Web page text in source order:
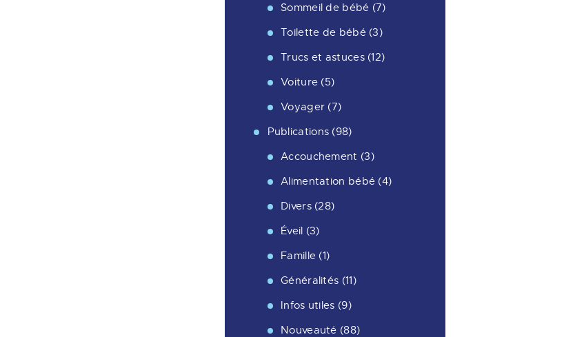
Sommeil de bébé (7)
Toilette de bébé(3)
Trucs et astuces(12)
Voiture (5)
Voyager (7)
Publications (98)
Accouchement (3)
Alimentation bébé (4)
Divers(28)
Éveil (3)
Famille (1)
Généralités (11)
Infos utiles (9)
Nouveauté (88)